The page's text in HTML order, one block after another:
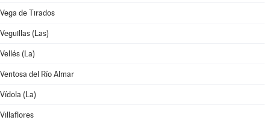
Vega de Tirados
Veguillas (Las)
Vellés (La)
Ventosa del Río Almar
Vídola (La)
Villaflores